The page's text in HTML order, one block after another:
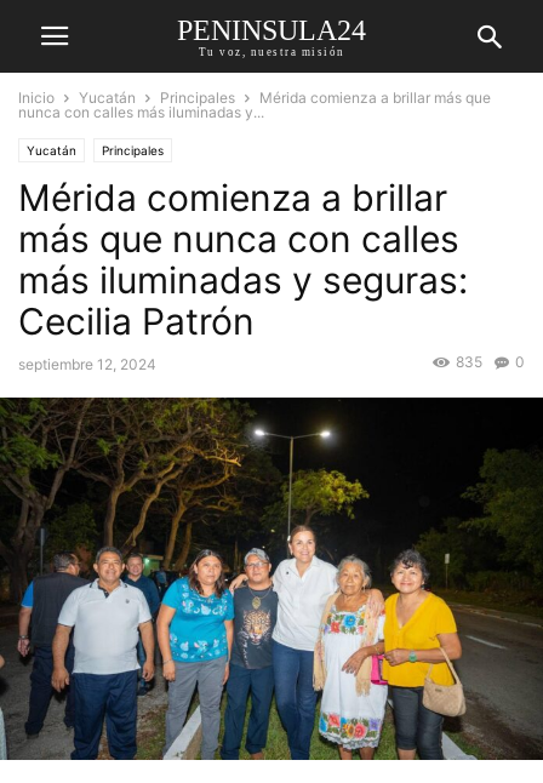
PENINSULA24
Tu voz, nuestra misión
Inicio Yucatán Principales
Mérida comienza a brillar más que
nunca con calles más iluminadas y...
Yucatán Principales
Mérida comienza a brillar
más que nunca con calles
más iluminadas y seguras:
Cecilia Patrón
septiembre 12, 2024 0
835